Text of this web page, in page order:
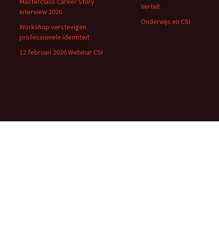
Interview 2026
Workshop verstevigen
professionele identiteit
12 februari 2026 Webinar CSI
Vertel!
Onderwijs en CSI